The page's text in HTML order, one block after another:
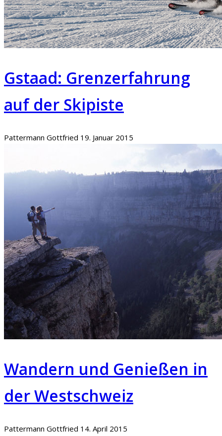
Gstaad: Grenzerfahrung
auf der Skipiste
Pattermann Gottfried 19. Januar 2015
Wandern und Genießen in
der Westschweiz
Pattermann Gottfried 14. April 2015